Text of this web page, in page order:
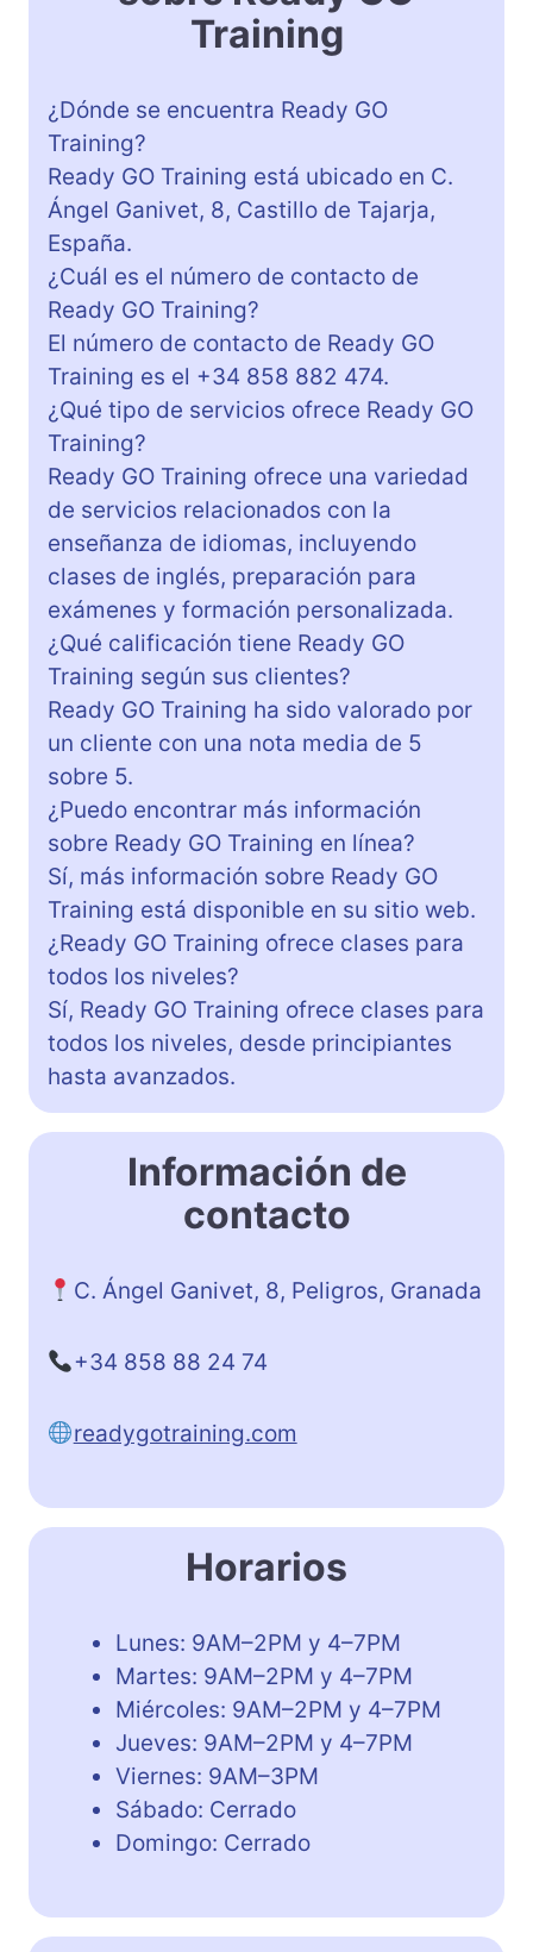
Training
¿Dónde se encuentra Ready GO
Training?
Ready GO Training está ubicado en C.
Ángel Ganivet, 8, Castillo de Tajarja,
España.
¿Cuál es el número de contacto de
Ready GO Training?
El número de contacto de Ready GO
Training es el +34 858 882 474.
¿Qué tipo de servicios ofrece Ready GO
Training?
Ready GO Training ofrece una variedad
de servicios relacionados con la
enseñanza de idiomas, incluyendo
clases de inglés, preparación para
exámenes y formación personalizada.
¿Qué calificación tiene Ready GO
Training según sus clientes?
Ready GO Training ha sido valorado por
un cliente con una nota media de 5
sobre 5.
¿Puedo encontrar más información
sobre Ready GO Training en línea?
Sí, más información sobre Ready GO
Training está disponible en su sitio web.
¿Ready GO Training ofrece clases para
todos los niveles?
Sí, Ready GO Training ofrece clases para
todos los niveles, desde principiantes
hasta avanzados.
Información de
contacto
C. Ángel Ganivet, 8, Peligros, Granada
+34 858 88 24 74
readygotraining.com
Horarios
Lunes: 9AM–2PM y 4–7PM
Martes: 9AM–2PM y 4–7PM
Miércoles: 9AM–2PM y 4–7PM
Jueves: 9AM–2PM y 4–7PM
Viernes: 9AM–3PM
Sábado: Cerrado
Domingo: Cerrado